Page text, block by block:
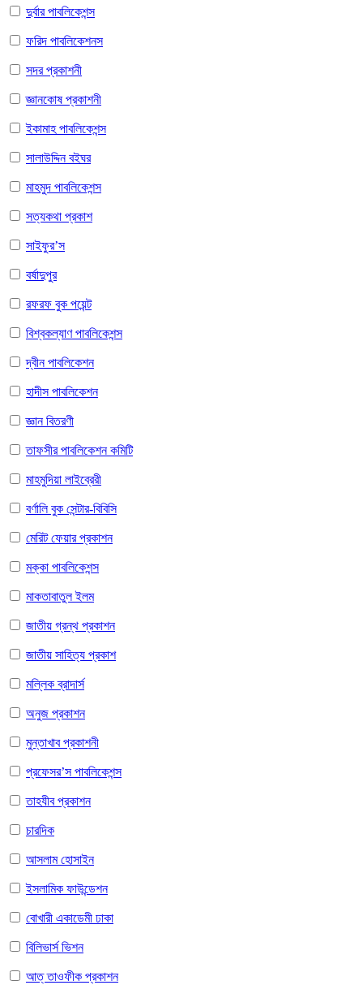
দুর্বার পাবলিকেশন্স
ফরিদ পাবলিকেশনস
সদর প্রকাশনী
জ্ঞানকোষ প্রকাশনী
ইকামাহ পাবলিকেশন্স
সালাউদ্দিন বইঘর
মাহমুদ পাবলিকেশন্স
সত্যকথা প্রকাশ
সাইফুর’স
বর্ষাদুপুর
রফরফ বুক পয়েন্ট
বিশ্বকল্যাণ পাবলিকেশন্স
দ্বীন পাবলিকেশন
হাদীস পাবলিকেশন
জ্ঞান বিতরণী
তাফসীর পাবলিকেশন কমিটি
মাহমুদিয়া লাইব্রেরী
বর্ণালি বুক সেন্টার-বিবিসি
মেরিট ফেয়ার প্রকাশন
মক্কা পাবলিকেশন্স
মাকতাবাতুল ইলম
জাতীয় গ্রন্থ প্রকাশন
জাতীয় সাহিত্য প্রকাশ
মল্লিক ব্রাদার্স
অনুজ প্রকাশন
মুন্তাখাব প্রকাশনী
প্রফেসর’স পাবলিকেশন্স
তাহযীব প্রকাশন
চারদিক
আসলাম হোসাইন
ইসলামিক ফাউন্ডেশন
বোখারী একাডেমী ঢাকা
বিলিভার্স ভিশন
আত্ তাওফীক প্রকাশন